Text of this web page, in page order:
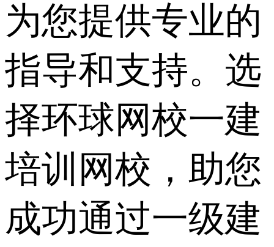
为您提供专业的
指导和支持。选
择环球网校一建
培训网校，助您
成功通过一级建